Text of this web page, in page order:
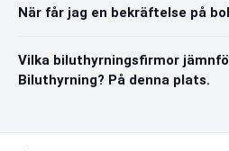
När får jag en bekräftelse på
Vilka biluthyrningsfirmor
Biluthyrning? På denna plats.